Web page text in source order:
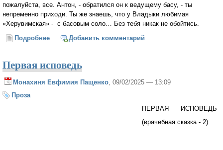
пожалуйста, все. Антон, - обратился он к ведущему басу, - ты
непременно приходи. Ты же знаешь, что у Владыки любимая
«Херувимская» - с басовым соло… Без тебя никак не обойтись.
Подробнее о Врачебная сказка
Добавить комментарий
Первая исповедь
Монахиня Евфимия Пащенко , 09/02/2025 — 13:09
Проза
ПЕРВАЯ ИСПОВЕДЬ
(врачебная сказка - 2)